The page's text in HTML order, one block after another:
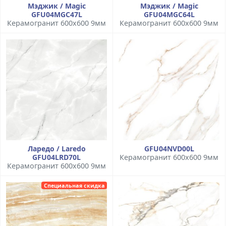
Мэджик / Magic
GFU04MGC47L
Керамогранит 600x600 9мм
Мэджик / Magic
GFU04MGC64L
Керамогранит 600x600 9мм
Ларедо / Laredo
GFU04LRD70L
Керамогранит 600x600 9мм
GFU04NVD00L
Керамогранит 600x600 9мм
Специальная скидка